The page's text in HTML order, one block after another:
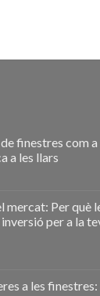
finestres com a
a les llars
mercat: Per què
per a la
a les finestres: